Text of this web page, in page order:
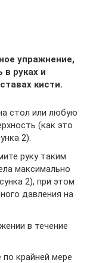
упражнение,
руках и
кисти.
стол или любую
(как это
2).
руку таким
максимально
2), при этом
давления на
в течение
крайней мере